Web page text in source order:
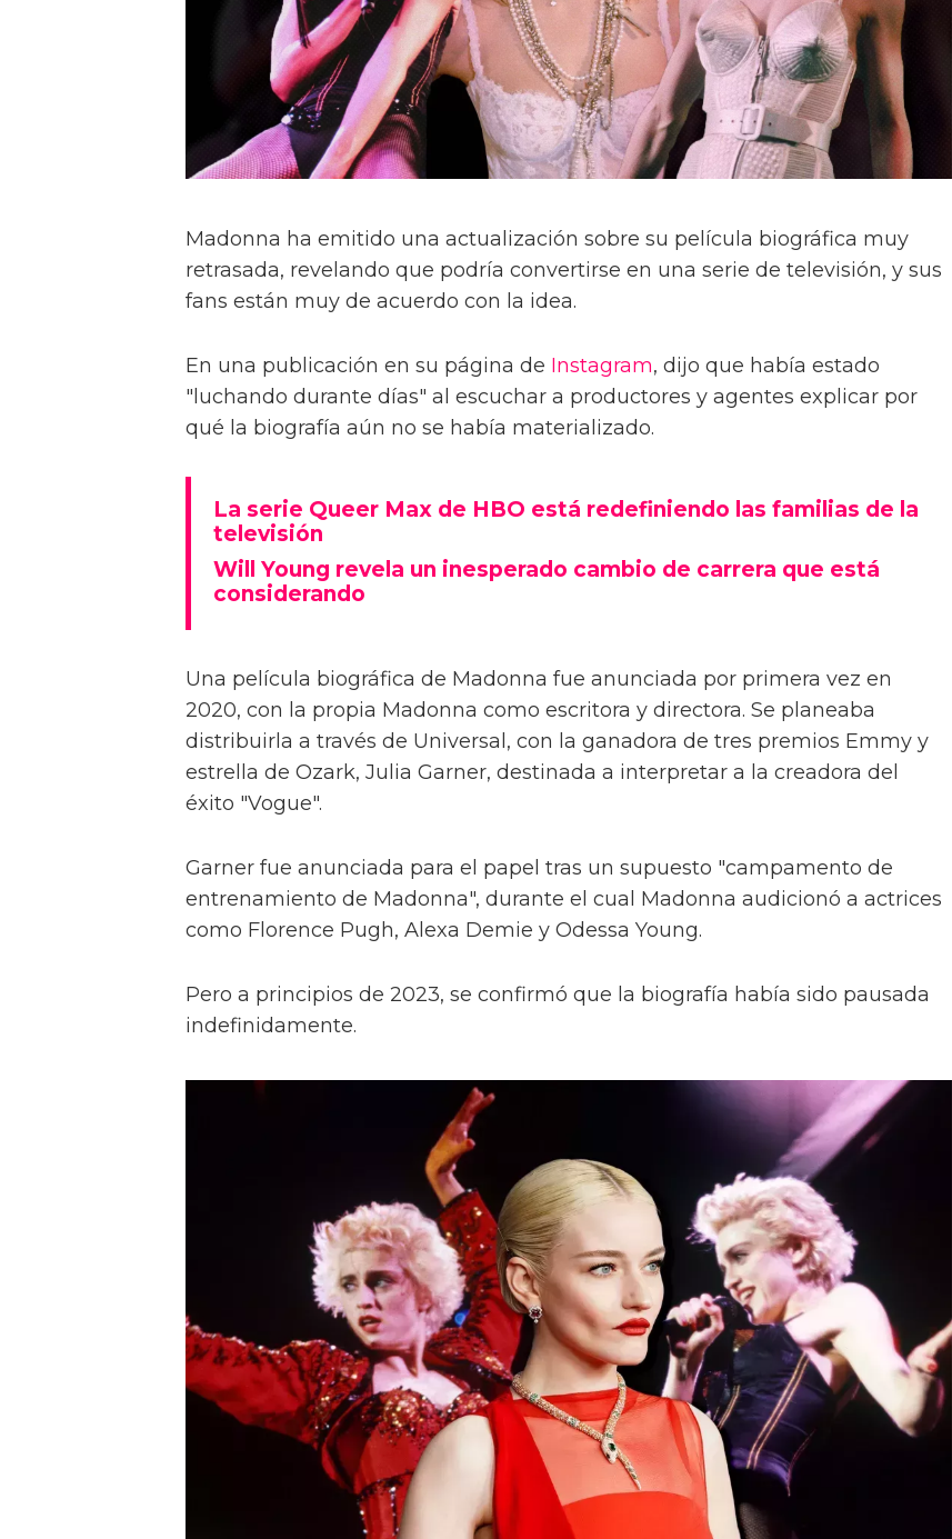
Madonna ha emitido una actualización sobre su película biográfica muy
retrasada, revelando que podría convertirse en una serie de televisión, y sus
fans están muy de acuerdo con la idea.
En una publicación en su página de Instagram, dijo que había estado
"luchando durante días" al escuchar a productores y agentes explicar por
qué la biografía aún no se había materializado.
La serie Queer Max de HBO está redefiniendo las familias de la
televisión
Will Young revela un inesperado cambio de carrera que está
considerando
Una película biográfica de Madonna fue anunciada por primera vez en
2020, con la propia Madonna como escritora y directora. Se planeaba
distribuirla a través de Universal, con la ganadora de tres premios Emmy y
estrella de Ozark, Julia Garner, destinada a interpretar a la creadora del
éxito "Vogue".
Garner fue anunciada para el papel tras un supuesto "campamento de
entrenamiento de Madonna", durante el cual Madonna audicionó a actrices
como Florence Pugh, Alexa Demie y Odessa Young.
Pero a principios de 2023, se confirmó que la biografía había sido pausada
indefinidamente.